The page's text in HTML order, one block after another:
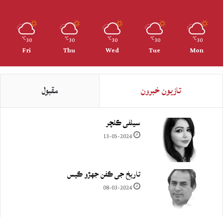
30
℃
Mon
30
℃
Tue
30
℃
Wed
30
℃
Thu
30
℃
Fri
تازيون خبرون مقبول
سيلفي ڪلچر
13-05-2024
تاريخ جي ڪفن جھڙو ڪيس
08-03-2024